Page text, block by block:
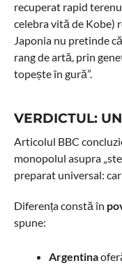
recuperat rapid
celebra vită de Kobe)
Japonia nu pretinde
rang de artă, prin
topește în gură”.
VERDICTUL:
Articolul BBC
monopolul asupra
preparat universal:
Diferența constă în
spune:
Argentina